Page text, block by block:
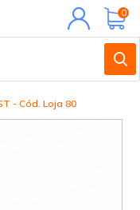
Minha
conta
0
- Cód. Loja 80